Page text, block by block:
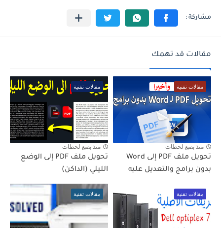
مقالات قد تهمك
مقالات تقنية
منذ بضع لحظات
تحويل ملف PDF إلى Word
بدون برامج والتعديل عليه
مقالات تقنية
منذ بضع لحظات
تحويل ملف PDF إلى الوضع
الليلي (الداكن)
مقالات تقنية مقالات تقنية